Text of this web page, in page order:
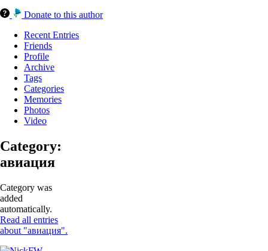
Donate to this author
Recent Entries
Friends
Profile
Archive
Tags
Categories
Memories
Photos
Video
Category:
авиация
Category was
added
automatically.
Read all entries
about "авиация".